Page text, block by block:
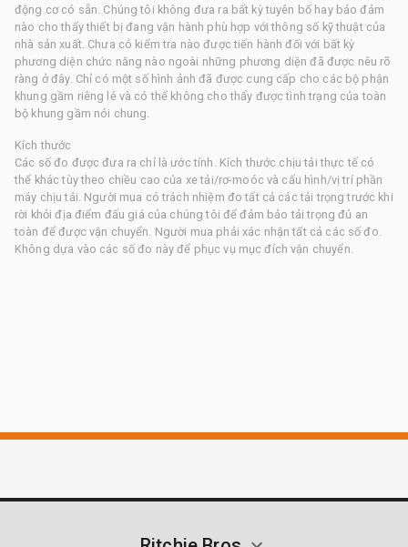
động cơ có sẵn. Chúng tôi không đưa ra bất kỳ tuyên bố hay bảo đảm
nào cho thấy thiết bị đang vận hành phù hợp với thông số kỹ thuật của
nhà sản xuất. Chưa có kiểm tra nào được tiến hành đối với bất kỳ
phương diện chức năng nào ngoài những phương diện đã được nêu rõ
ràng ở đây. Chỉ có một số hình ảnh đã được cung cấp cho các bộ phận
khung gầm riêng lẻ và có thể không cho thấy được tình trạng của toàn
bộ khung gầm nói chung.
Kích thước
Các số đo được đưa ra chỉ là ước tính. Kích thước chịu tải thực tế có
thể khác tùy theo chiều cao của xe tải/rơ-moóc và cấu hình/vị trí phần
máy chịu tải. Người mua có trách nhiệm đo tất cả các tải trọng trước khi
rời khỏi địa điểm đấu giá của chúng tôi để đảm bảo tải trọng đủ an
toàn để được vận chuyển. Người mua phải xác nhận tất cả các số đo.
Không dựa vào các số đo này để phục vụ mục đích vận chuyển.